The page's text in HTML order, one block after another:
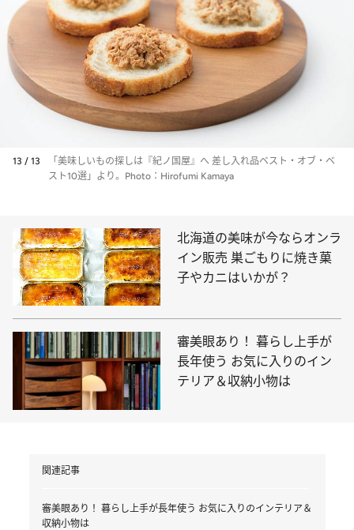
13 / 13
「美味しいもの探しは『紀ノ国屋』へ 差し入れ品ベスト・オブ・ベ
スト10選」より。Photo：Hirofumi Kamaya
北海道の美味が今ならオンラ
イン販売 巣ごもりに焼き菓
子やカニはいかが？
審美眼あり！ 暮らし上手が
長年使う お気に入りのイン
テリア＆収納小物は
関連記事
審美眼あり！ 暮らし上手が長年使う お気に入りのインテリア＆
収納小物は